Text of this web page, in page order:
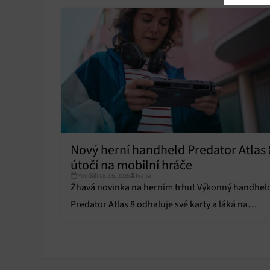
Nový herní handheld Predator Atlas
útočí na mobilní hráče
Pondělí 08. 06. 2026 Ivana
Žhavá novinka na herním trhu! Výkonný
Predator Atlas 8 odhaluje své karty a láká na